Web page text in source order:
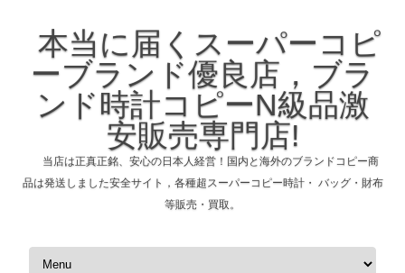
本当に届くスーパーコピ
ーブランド優良店，ブラ
ンド時計コピーN級品激
安販売専門店!
当店は正真正銘、安心の日本人経営！国内と海外のブランドコピー商
品は発送しました安全サイト，各種超スーパーコピー時計・ バッグ・財布
等販売・買取。
コンテンツへスキップ